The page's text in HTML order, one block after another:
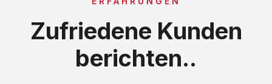
Zufriedene Kunden
berichten..